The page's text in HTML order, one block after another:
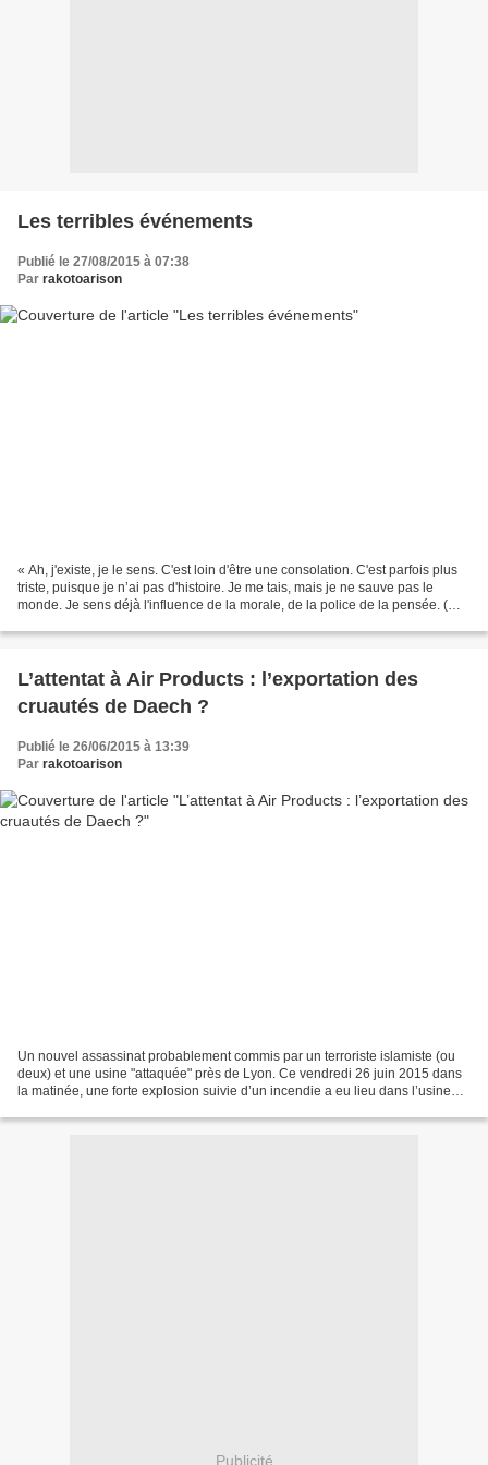
Les terribles événements
Publié le 27/08/2015 à 07:38
Par rakotoarison
« Ah, j'existe, je le sens. C'est loin d'être une consolation. C'est parfois plus
triste, puisque je n’ai pas d'histoire. Je me tais, mais je ne sauve pas le
monde. Je sens déjà l'influence de la morale, de la police de la pensée. (…)
L’attentat à Air Products : l’exportation des
cruautés de Daech ?
Publié le 26/06/2015 à 13:39
Par rakotoarison
Un nouvel assassinat probablement commis par un terroriste islamiste (ou
deux) et une usine "attaquée" près de Lyon. Ce vendredi 26 juin 2015 dans
la matinée, une forte explosion suivie d’un incendie a eu lieu dans l’usine
Publicité